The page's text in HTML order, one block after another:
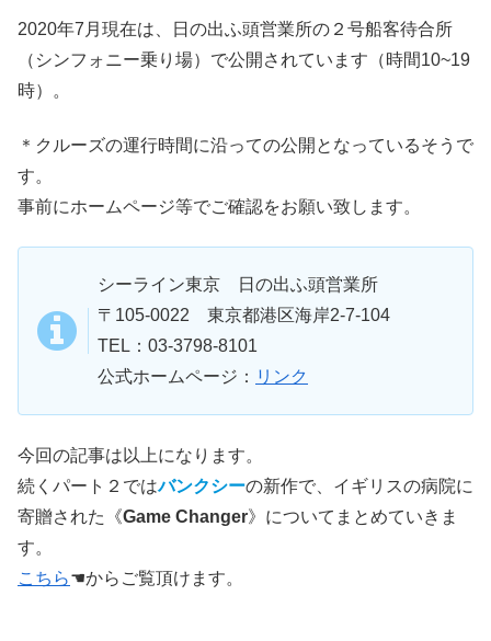
2020年7月現在は、日の出ふ頭営業所の２号船客待合所
（シンフォニー乗り場）で公開されています（時間10~19
時）。
＊クルーズの運行時間に沿っての公開となっているそうで
す。
事前にホームページ等でご確認をお願い致します。
シーライン東京 日の出ふ頭営業所
〒105-0022 東京都港区海岸2-7-104
TEL：03-3798-8101
公式ホームページ： リンク
今回の記事は以上になります。
続くパート２ではバンクシーの新作で、イギリスの病院に
寄贈された《Game Changer》についてまとめていきま
す。
こちら☚からご覧頂けます。